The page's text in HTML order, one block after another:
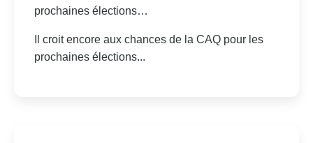
prochaines élections…
Il croit encore aux chances de la CAQ pour les
prochaines élections...